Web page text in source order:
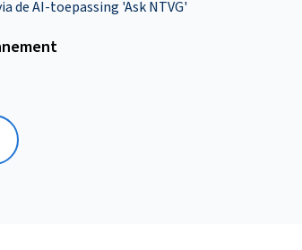
de AI-toepassing 'Ask NTVG'